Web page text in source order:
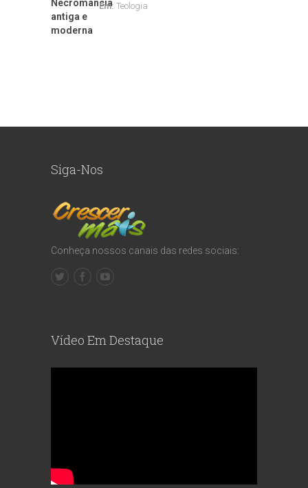
Em: Teologia
Siga-Nos
Conheça nossos canais das redes sociais:
Vídeo Em Destaque